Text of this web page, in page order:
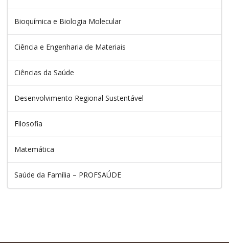
Bioquímica e Biologia Molecular
Ciência e Engenharia de Materiais
Ciências da Saúde
Desenvolvimento Regional Sustentável
Filosofia
Matemática
Saúde da Família – PROFSAÚDE